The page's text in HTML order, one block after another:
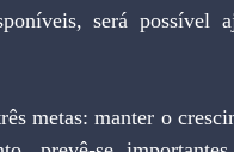
será possível
metas: manter o